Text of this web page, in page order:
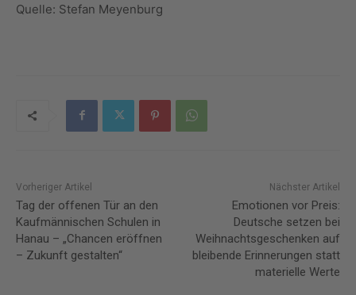
Quelle: Stefan Meyenburg
Vorheriger Artikel
Tag der offenen Tür an den
Kaufmännischen Schulen in
Hanau – „Chancen eröffnen
– Zukunft gestalten“
Nächster Artikel
Emotionen vor Preis:
Deutsche setzen bei
Weihnachtsgeschenken auf
bleibende Erinnerungen statt
materielle Werte